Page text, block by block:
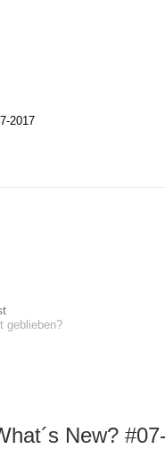
2017
geblieben?
New?